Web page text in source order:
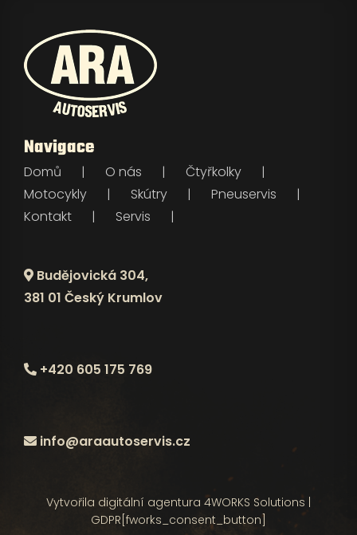
Navigace
Domů O nás
Čtyřkolky
Motocykly
Skútry
Pneuservis
Kontakt
Servis
Budějovická 304,
381 01 Český Krumlov
+420 605 175 769
info@araautoservis.cz
Vytvořila digitální agentura 4WORKS Solutions |
GDPR [fworks_consent_button]